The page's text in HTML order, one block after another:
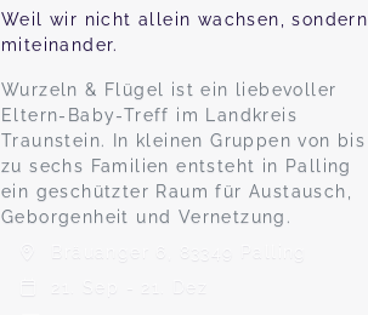
Weil wir nicht allein wachsen, sondern
miteinander.
Wurzeln & Flügel ist ein liebevoller
Eltern-Baby-Treff im Landkreis
Traunstein. In kleinen Gruppen von bis
zu sechs Familien entsteht in Palling
ein geschützter Raum für Austausch,
Geborgenheit und Vernetzung.
Bräuanger 6, 83349 Palling
21. Sep - 21. Dez